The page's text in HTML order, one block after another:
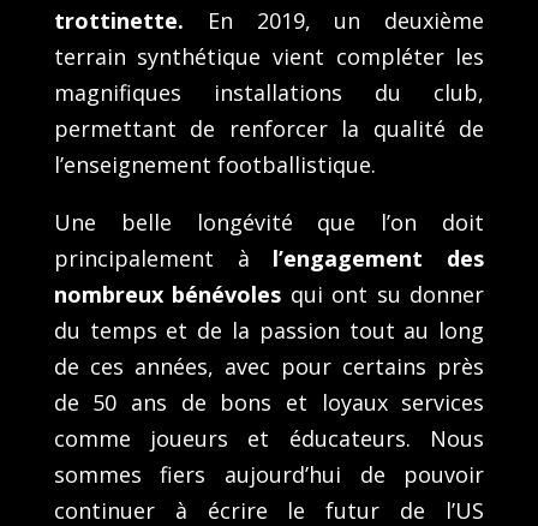
trottinette. En 2019, un deuxième
terrain synthétique vient compléter les
magnifiques installations du club,
permettant de renforcer la qualité de
l’enseignement footballistique.
Une belle longévité que l’on doit
principalement à l’engagement des
nombreux bénévoles qui ont su donner
du temps et de la passion tout au long
de ces années, avec pour certains près
de 50 ans de bons et loyaux services
comme joueurs et éducateurs. Nous
sommes fiers aujourd’hui de pouvoir
continuer à écrire le futur de l’US